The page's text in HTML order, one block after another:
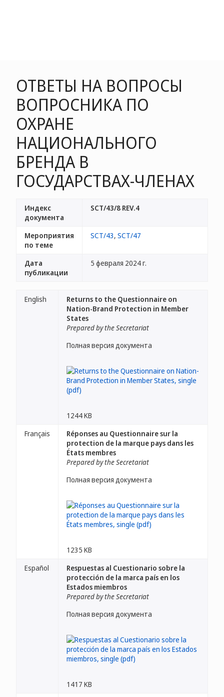
ОТВЕТЫ НА ВОПРОСЫ
ВОПРОСНИКА ПО
ОХРАНЕ
НАЦИОНАЛЬНОГО
БРЕНДА В
ГОСУДАРСТВАХ-ЧЛЕНАХ
Индекс
документа
SCT/43/8 REV.4
Мероприятия
по теме
SCT/43, SCT/47
Дата
публикации
5 февраля 2024 г.
English
Returns to the Questionnaire on
Nation-Brand Protection in Member
States
Prepared by the Secretariat
Полная версия документа
1244 KB
Français
Réponses au Questionnaire sur la
protection de la marque pays dans les
États membres
Prepared by the Secretariat
Полная версия документа
1235 KB
Español
Respuestas al Cuestionario sobre la
protección de la marca país en los
Estados miembros
Prepared by the Secretariat
Полная версия документа
1417 KB